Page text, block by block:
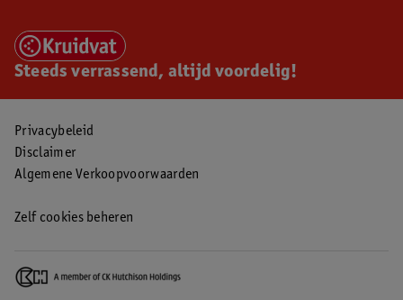
Steeds verrassend, altijd voordelig!
Privacybeleid
Disclaimer
Algemene Verkoopvoorwaarden
Zelf cookies beheren